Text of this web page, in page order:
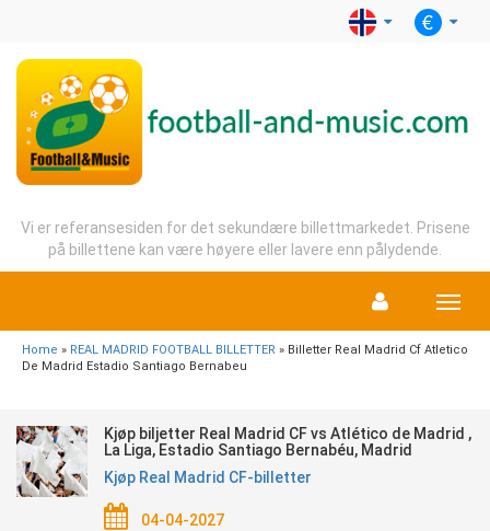
Vi er referansesiden for det sekundære billettmarkedet. Prisene
på billettene kan være høyere eller lavere enn pålydende.
Menu
Home » REAL MADRID FOOTBALL BILLETTER » Billetter Real Madrid Cf Atletico
De Madrid Estadio Santiago Bernabeu
Kjøp biljetter Real Madrid CF vs Atlético de Madrid ,
La Liga, Estadio Santiago Bernabéu, Madrid
Kjøp Real Madrid CF-billetter
04-04-2027